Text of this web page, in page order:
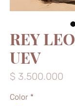
REY
UEV
$ 3.500.000
Color *